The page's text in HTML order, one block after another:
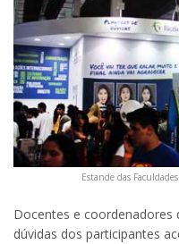
Estande das
Docentes e coordenadores
dúvidas dos participantes